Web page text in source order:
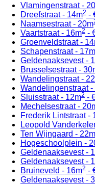
Vlamingenstraat -
Dreefstraat - 14m2 -
Naamsestraat - 20m
Vaartstraat - 16m2 -
Groenveldstraat -
Schapenstraat - 17m
Geldenaaksevest -
Brusselsestraat -
Wandelingstraat -
Wandelingenstraat -
Sluisstraat - 12m2 -
Mechelsestraat -
Frederik Lintstraat -
Leopold
Ten Wijngaard - 22m
Hogeschoolplein -
Geldenaaksevest -
Geldenaaksevest -
Bruineveld - 16m2 -
Geldenaaksevest -